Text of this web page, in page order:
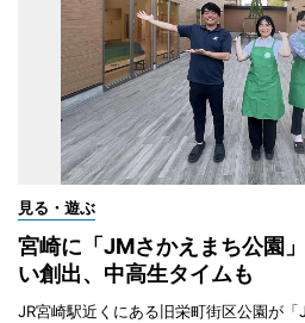
見る・遊ぶ
宮崎に「JMさかえまち公園
い創出、中高生タイムも
JR宮崎駅近くにある旧栄町街区公園が